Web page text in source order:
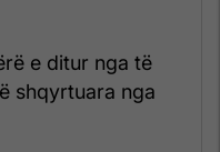
e ditur nga të
shqyrtuara nga